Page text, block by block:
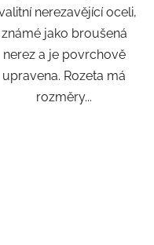
nerezavějící oceli,
známé jako broušená
nerez a je povrchově
upravena. Rozeta má
rozměry...